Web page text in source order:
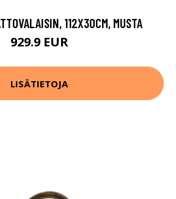
112X30CM, MUSTA
929.9 EUR
LISÄTIETOJA